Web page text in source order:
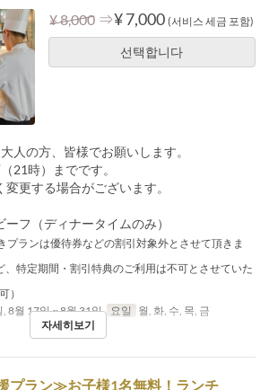
¥ 8,000 ⇒¥ 7,000 (서비스 세금 포함)
선택합니다
人の方、皆様でお願いします。
21時）までです。
更する場合がございます。
フ（ディナータイムのみ）
プランは優待券などの割引対象外とさせて頂きま
特定期間・割引特典のご利用は不可とさせていた
）
, 8월 17일 ~ 8월 31일 요일
월, 화, 수, 목, 금
자세히보기
プラン≫お子様1名無料！ランチ